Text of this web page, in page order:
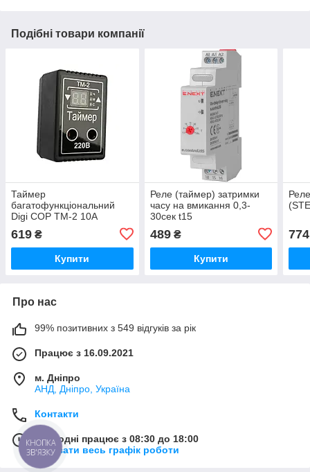
Подібні товари компанії
Таймер
багатофункціональний
Digi COP ТМ-2 10А
619 ₴
Купити
Реле (таймер) затримки
часу на вмикання 0,3-
30сек t15
489₴
Купити
774
Про нас
99% позитивних з 549 відгуків за рік
Працює з 16.09.2021
м. Дніпро
АНД, Дніпро, Україна
Контакти
Сьогодні працює з 08:30 до 18:00
Показати весь графік роботи
КНОПКА
ЗВ'ЯЗКУ